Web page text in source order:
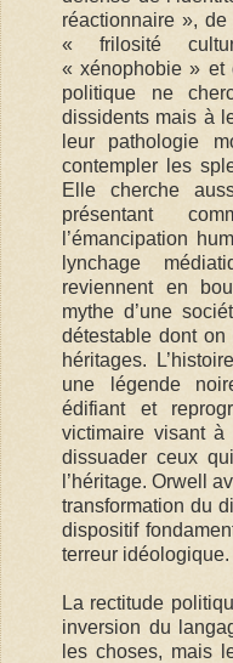
réactionnaire »,
« frilosité
« xénophobie » et
politique ne
dissidents mais à
leur pathologie
contempler les
Elle cherche
présentant
l’émancipation
lynchage
reviennent en
mythe d’une
détestable dont
héritages.
une légende
édifiant et
victimaire visant
dissuader ceux
l’héritage. Orwell
transformation du
dispositif
terreur idéologique.
La rectitude
inversion du
les choses, mais